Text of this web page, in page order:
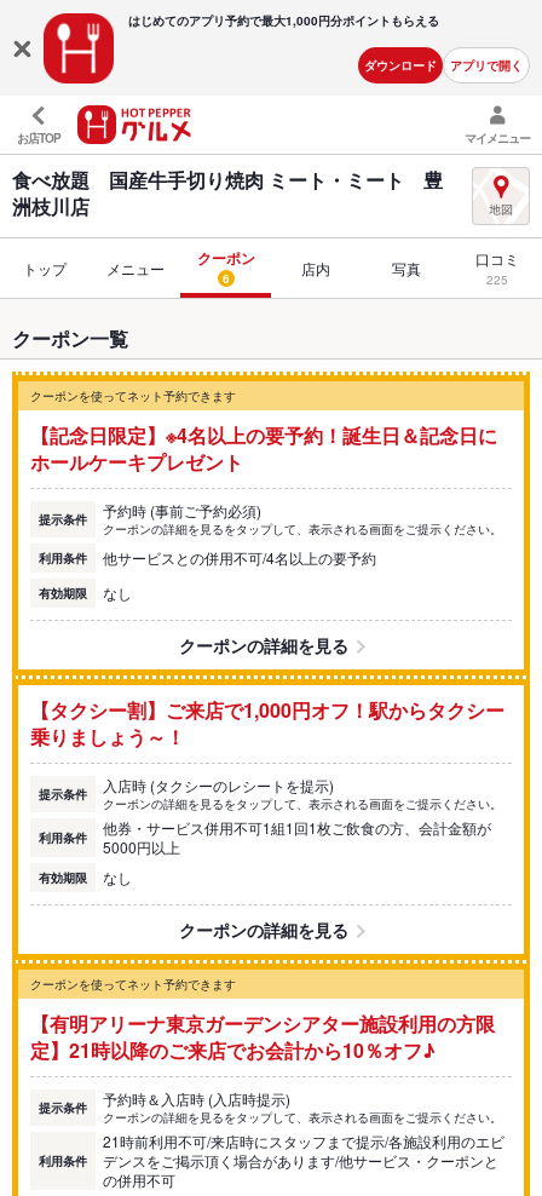
はじめてのアプリ予約で最大1,000円分ポイントもらえる
ダウンロード アプリで開く
お店TOP マイメニュー
食べ放題 国産牛手切り焼肉 ミート・ミート 豊
洲枝川店
トップ メニュー クーポン
6 店内 写真 口コミ
225
クーポン一覧
クーポンを使ってネット予約できます
【記念日限定】※4名以上の要予約！誕生日＆記念日に
ホールケーキプレゼント
提示条件 予約時 (事前ご予約必須)
クーポンの詳細を見るをタップして、表示される画面をご提示ください。
利用条件
他サービスとの併用不可/4名以上の要予約
有効期限 なし
クーポンの詳細を見る
【タクシー割】ご来店で1,000円オフ！駅からタクシー
乗りましょう～！
提示条件 入店時 (タクシーのレシートを提示)
クーポンの詳細を見るをタップして、表示される画面をご提示ください。
利用条件
他券・サービス併用不可1組1回1枚ご飲食の方、会計金額が
5000円以上
有効期限 なし
クーポンの詳細を見る
クーポンを使ってネット予約できます
【有明アリーナ東京ガーデンシアター施設利用の方限
定】21時以降のご来店でお会計から10％オフ♪
提示条件 予約時＆入店時 (入店時提示)
クーポンの詳細を見るをタップして、表示される画面をご提示ください。
利用条件
21時前利用不可/来店時にスタッフまで提示/各施設利用のエビ
デンスをご掲示頂く場合があります/他サービス・クーポンと
の併用不可